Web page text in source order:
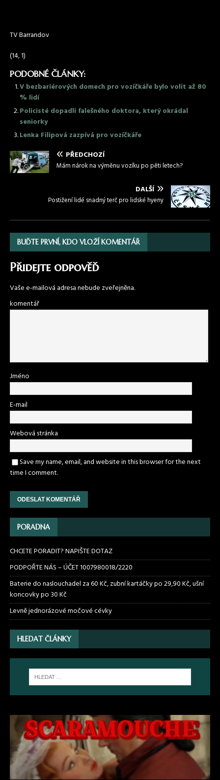
TV Barrandov
(14, 1)
PODOBNÉ ČLÁNKY:
V bezbariérových domech pro vozíčkáře bylo volit až 80
% lidí
Policisté dopadli falešného doktora, který okrádal
seniorky
Lenka Filipová zazpívá pro vozíčkáře
PŘEDCHOZÍ
Mám nárok na výměnu vozíku po pěti letech?
DALŠÍ
Postižení lidé snadný terč pro lidské hyeny
BUĎTE PRVNÍ, KDO VLOŽÍ KOMENTÁŘ
Přidejte odpověď
Vaše e-mailová adresa nebude zveřejněna.
komentář
Jméno
E-mail
Webová stránka
Save my name, email, and website in this browser for the next
time I comment.
PORADNA
CHCETE PORADIT? NAPIŠTE DOTAZ
PODPOŘTE NÁS – ÚČET 1007980018/2220
Baterie do naslouchadel za 60 Kč, zubní kartáčky po 29,90 Kč, ušní
koncovky po 30 Kč
Levně jednorázové močové cévky
HLEDAT ČLÁNKY